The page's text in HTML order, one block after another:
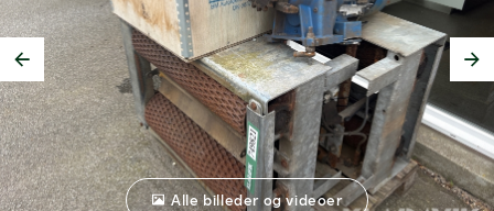
Alle billeder og videoer